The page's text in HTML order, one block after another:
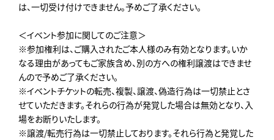
は、一切受け付けできません。予めご了承ください。
＜イベント参加に関してのご注意＞
※参加権利は、ご購入されたご本人様のみ有効となります。いか
なる理由があってもご家族含め、別の方への権利譲渡はできませ
んので予めご了承ください。
※イベントチケットの転売、複製、譲渡、偽造行為は一切禁止とさ
せていただきます。それらの行為が発覚した場合は無効となり、入
場をお断りいたします。
※譲渡/転売行為は一切禁止しております。それら行為と発覚した